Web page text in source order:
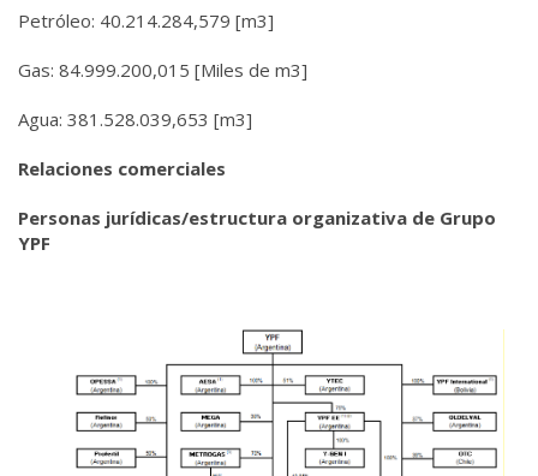
Petróleo: 40.214.284,579 [m3]
Gas: 84.999.200,015 [Miles de m3]
Agua: 381.528.039,653 [m3]
Relaciones comerciales
Personas jurídicas/estructura organizativa de Grupo
YPF